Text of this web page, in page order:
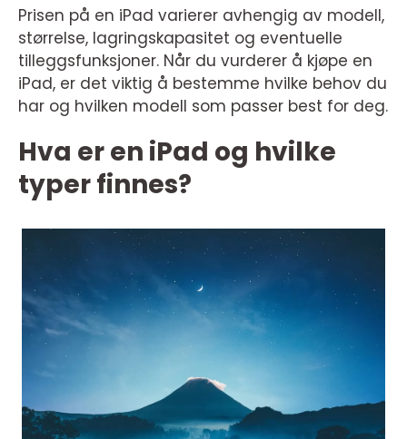
Prisen på en iPad varierer avhengig av modell,
størrelse, lagringskapasitet og eventuelle
tilleggsfunksjoner. Når du vurderer å kjøpe en
iPad, er det viktig å bestemme hvilke behov du
har og hvilken modell som passer best for deg.
Hva er en iPad og hvilke
typer finnes?